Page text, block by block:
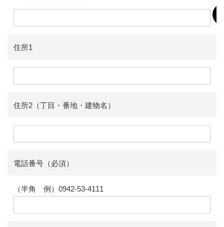
住所1
住所2（丁目・番地・建物名）
電話番号（必須）
（半角 例）0942-53-4111